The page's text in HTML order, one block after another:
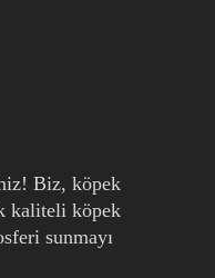
Biz, köpek
kaliteli köpek
sunmayı